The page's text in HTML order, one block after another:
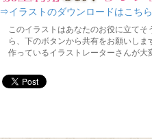
⇒イラストのダウンロードはこちら